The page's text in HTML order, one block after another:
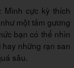
: Mình cực kỳ thích
một tấm gương
bạn có thể nhìn
những rạn san
sâu.